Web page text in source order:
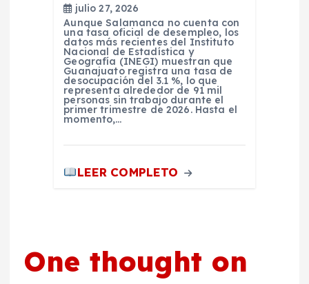
julio 27, 2026
Aunque Salamanca no cuenta con
una tasa oficial de desempleo, los
datos más recientes del Instituto
Nacional de Estadística y
Geografía (INEGI) muestran que
Guanajuato registra una tasa de
desocupación del 3.1 %, lo que
representa alrededor de 91 mil
personas sin trabajo durante el
primer trimestre de 2026. Hasta el
momento,…
LEER COMPLETO
One thought on